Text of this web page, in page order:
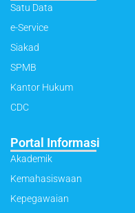
Satu Data
e-Service
Siakad
SPMB
Kantor Hukum
CDC
Portal Informasi
Akademik
Kemahasiswaan
Kepegawaian